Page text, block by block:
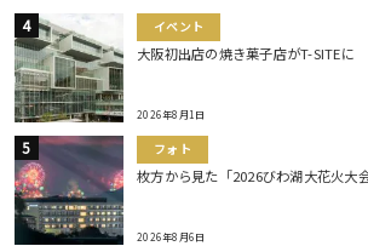
イベント
大阪初出店の焼き菓子店がT-SITEに
2026年8月1日
フォト
枚方から見た「2026びわ湖大花火大会
2026年8月6日